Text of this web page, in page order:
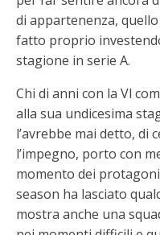
di appartenenza,
fatto proprio
stagione in serie A.
Chi di anni con la Vl
alla sua undicesima
l’avrebbe mai detto, di
l’impegno, porto con
momento dei
season ha lasciato
mostra anche una